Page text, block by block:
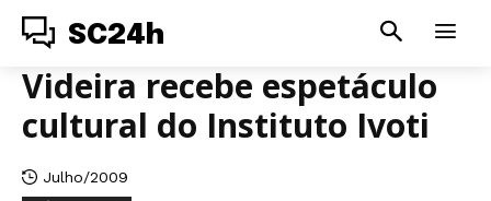
SC24h
Videira recebe espetáculo
cultural do Instituto Ivoti
Julho/2009